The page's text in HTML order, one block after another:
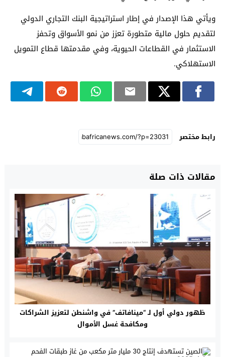
ويأتي هذا الإصدار في إطار استراتيجية البنك التجاري الدولي
لتقديم حلول مالية متطورة تعزز من نمو الأسواق وتحفز
الاستثمار في القطاعات الحيوية، وفي مقدمتها قطاع التمويل
الاستهلاكي.
رابط مختصر
مقالات ذات صلة
ظهور دولي أول لـ “مينافاتف” في واشنطن لتعزيز الشراكات
ومكافحة غسل الأموال